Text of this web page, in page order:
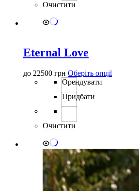
Очистити
Eternal Love
до 22500 грн Оберіть опціїЦей
сторінці
товару
Орендувати
Придбати
Очистити